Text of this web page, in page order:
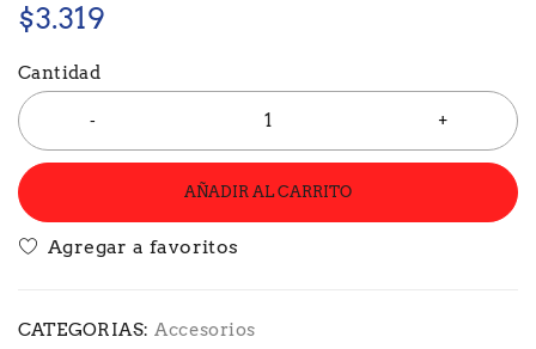
$3.319
Cantidad
AÑADIR AL CARRITO
CATEGORIAS: Accesorios